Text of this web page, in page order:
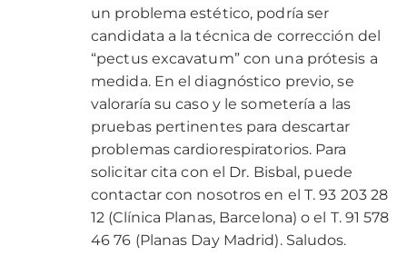
un problema estético, podría ser
candidata a la técnica de corrección del
“pectus excavatum” con una prótesis a
medida. En el diagnóstico previo, se
valoraría su caso y le sometería a las
pruebas pertinentes para descartar
problemas cardiorespiratorios. Para
solicitar cita con el Dr. Bisbal, puede
contactar con nosotros en el T. 93 203 28
12 (Clínica Planas, Barcelona) o el T. 91 578
46 76 (Planas Day Madrid). Saludos.